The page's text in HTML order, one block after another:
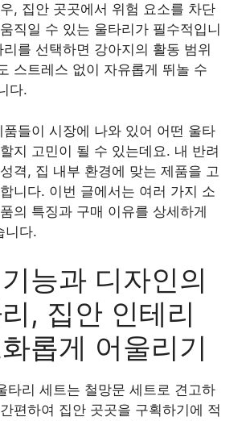
, 집안 곳곳에서 위험 요소를 차단
직일 수 있는 울타리가 필수적입니
를 선택하면 강아지의 활동 범위
스트레스 없이 자유롭게 뛰놀 수
다.
품들이 시장에 나와 있어 어떤 울타
지 고민이 될 수 있는데요. 내 반려
격, 집 내부 환경에 맞는 제품을 고
니다. 이번 글에서는 여러 가지 소
의 특징과 구매 이유를 상세하게
니다.
능과 디자인의
, 집안 인테리
롭게 어울리기
타리 세트는 철망문 세트로 견고하
편하여 집안 곳곳을 구획하기에 적